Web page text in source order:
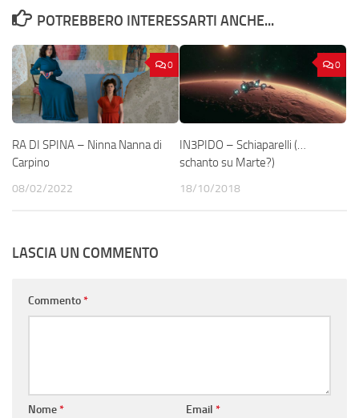
POTREBBERO INTERESSARTI ANCHE...
0
RA DI SPINA – Ninna Nanna di
Carpino
08/02/2022
0
IN3PIDO – Schiaparelli (…
schanto su Marte?)
18/10/2018
LASCIA UN COMMENTO
Commento*
Nome* Email *